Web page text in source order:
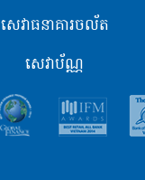
សេវាធនាគារចល័ត
សេវាប័ណ្ណ